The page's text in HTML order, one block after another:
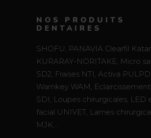
NOS PRODUITS
DENTAIRES
SHOFU, PANAVIA Clearfil
KURARAY-NORITAKE, Micro
SD2, Fraises NTI, Activa
Wamkey WAM,
SDI, Loupes chirurgicales, LED
facial UNIVET, Lames
MJK…